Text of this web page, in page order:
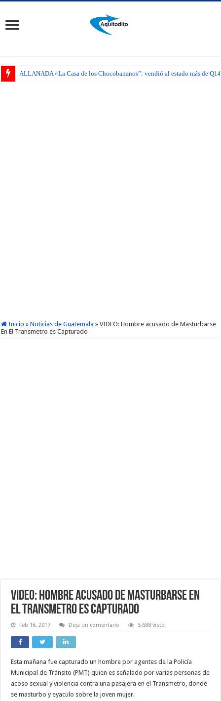
ALLANADA «La Casa de los Chocobananos”: vendió al estado más de
Inicio » Noticias de Guatemala » VIDEO: Hombre acusado de Masturbarse
En El Transmetro es Capturado
VIDEO: Hombre acusado de Masturbarse En
El Transmetro es Capturado
Feb 16, 2017 Deja un comentario 5,688 visto
Esta mañana fue capturado un hombre por agentes de la Policía
Municipal de Tránsito (PMT) quien es señalado por varias personas de
acoso sexual y violencia contra una pasajera en el Transmetro, donde
se masturbo y eyaculo sobre la joven mujer.